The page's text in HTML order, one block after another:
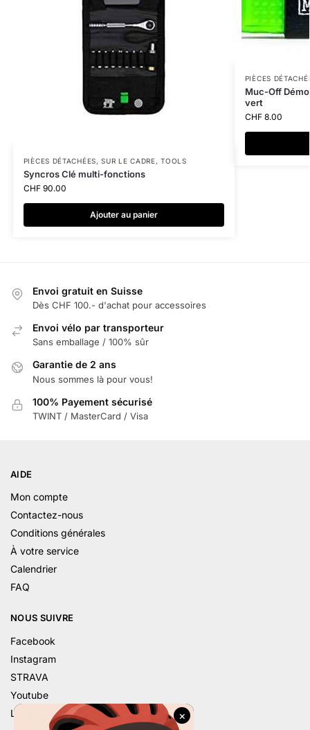
PIÈCES DÉTACHÉES,SUR LE CADRE,TOOLS
Syncros Clé multi-fonctions
CHF90.00
Ajouter au panier
PIÈCES
Muc-Off
vert
CHF8.00
Envoi gratuit en Suisse
Dès CHF 100.- d'achat pour accessoires
Envoi vélo par transporteur
Sans emballage / 100% sûr
Garantie de 2 ans
Nous sommes là pour vous!
100% Payement sécurisé
TWINT / MasterCard / Visa
AIDE
Mon compte
Contactez-nous
Conditions générales
À votre service
Calendrier
FAQ
NOUS SUIVRE
Facebook
Instagram
STRAVA
Youtube
Linkedin